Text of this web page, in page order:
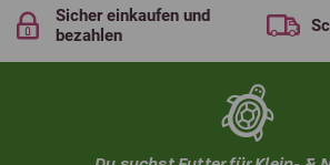
Sicher einkaufen und
bezahlen